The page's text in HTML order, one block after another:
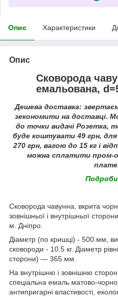
Опис Характеристики
Опис
Сковорода
емальована,
Дешева доставка:
зекономити на доставці.
до точки видачі Розетка,
буде коштувати 49 грн,
270 грн, вагою до 15 кг і
можна сплатити пром-
Сковорода чавунна, вкрита
зовнішньої і внутрішньої
м. Дніпро.
Діаметр (по кришці) - 500 мм,
сковороди - 10,5 кг. Діаметр
сторони) ― 365 мм.
На внутрішню і зовнішню
спеціальна емаль матово-
антипригарні властивості,